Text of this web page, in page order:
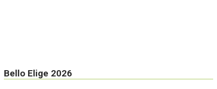
Bello Elige 2026